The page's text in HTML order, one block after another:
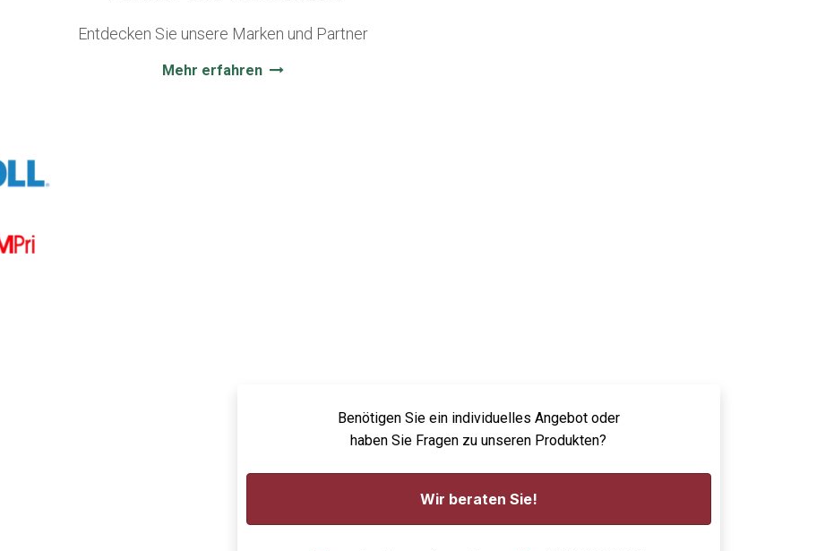
Entdecken Sie unsere Marken und Partner
Mehr erfahren
Benötigen Sie ein individuelles Angebot oder
haben Sie Fragen zu unseren Produkten?
Wir beraten Sie!